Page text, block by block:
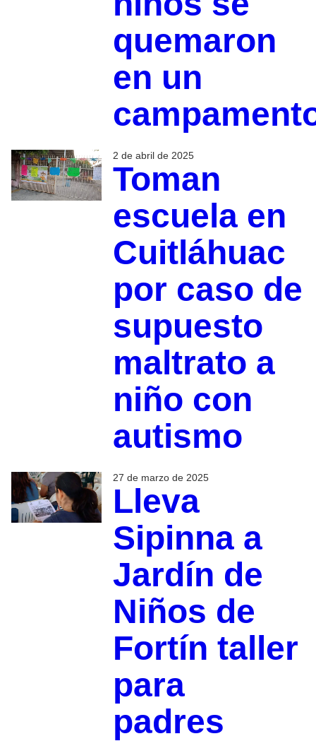
quemaron
en un
2 de abril de 2025
Toman
escuela en
Cuitláhuac
por caso de
supuesto
maltrato a
niño con
autismo
27 de marzo de 2025
Lleva
Sipinna a
Jardín de
Niños de
Fortín taller
para
padres